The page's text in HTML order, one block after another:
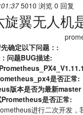
5010 浏览 0 回复
旋翼无人机
确定以下问题：:
问题BUG描述:
是否正常:
版本是否为最新master
Prometheus是否正常:
进行二次开发